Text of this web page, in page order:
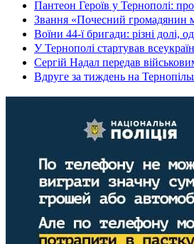
Пантеон Героїв у Тернополі:
Звання «Почесний громадянин
Воїни 44-ї бригади: різні долі,
У Тернополі стартував
Сергій Надал передав
Вдруге за тиждень на